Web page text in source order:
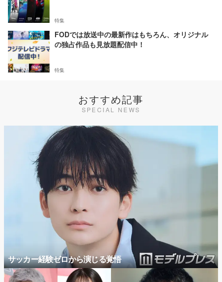
特集
FODでは放送中の最新作はもちろん、オリジナル
の独占作品も見放題配信中！
特集
おすすめ記事
SPECIAL NEWS
サッカー経験ゼロから演じる覚悟